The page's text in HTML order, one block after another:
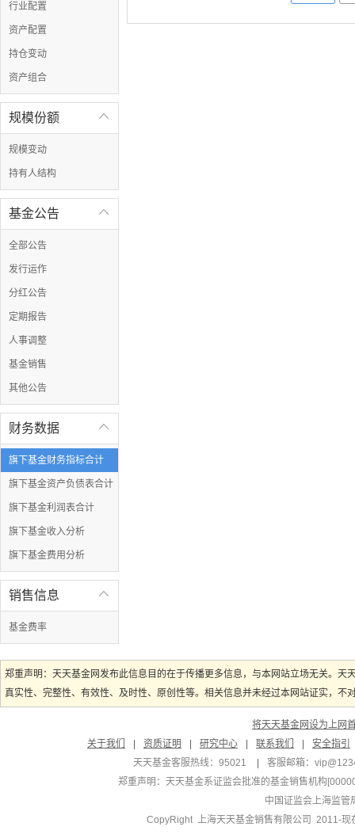
行业配置
资产配置
持仓变动
资产组合

规模份额
规模变动
持有人结构

基金公告
全部公告
发行运作
分红公告
定期报告
人事调整
基金销售
其他公告

财务数据
旗下基金财务指标合计
旗下基金资产负债表合计
旗下基金利润表合计
旗下基金收入分析
旗下基金费用分析

销售信息
基金费率
郑重声明：天天基金网发布此信息目的在于传播更多信息，与本网站立场无关。
真实性、完整性、有效性、及时性、原创性等。相关信息并未经过本网站证实，
将天天基金网设为上网
关于我们
资质证明 研究中心 联系我们
安全指引
天天基金客服热线：95021
客服邮箱：
郑重声明： 天天基金系证监会批准的基金销售机构
中国证监会上海监管
CopyRight 上海天天基金销售有限公司 2011-